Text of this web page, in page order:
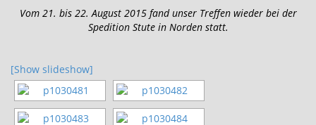
Vom 21. bis 22. August 2015 fand unser Treffen wieder bei der
Spedition Stute in Norden statt.
[Show slideshow]